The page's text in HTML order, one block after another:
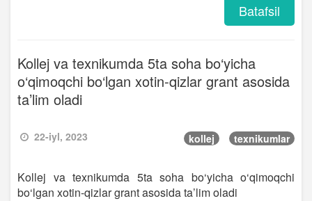
Batafsil
Kollej va texnikumda 5ta soha bo‘yicha
o‘qimoqchi bo‘lgan xotin-qizlar grant asosida
ta’lim oladi
22-iyl, 2023 kollej texnikumlar
Kollej va texnikumda 5ta soha bo‘yicha o‘qimoqchi
bo‘lgan xotin-qizlar grant asosida ta’lim oladi